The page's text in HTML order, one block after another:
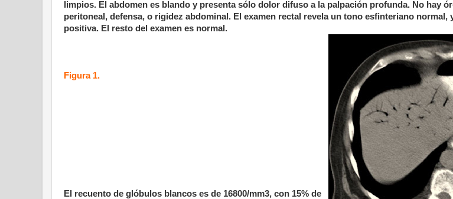
limpios. El abdomen es blando y presenta sólo dolor difuso a la palpación profunda. No hay
peritoneal, defensa, o rigidez abdominal. El examen rectal revela un tono esfinteriano normal,
positiva. El resto del examen es normal.
Figura 1.
El recuento de glóbulos blancos es de 16800/mm3, con 15% de